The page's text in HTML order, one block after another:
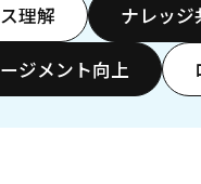
理解 ナレッジ
ジメント向上